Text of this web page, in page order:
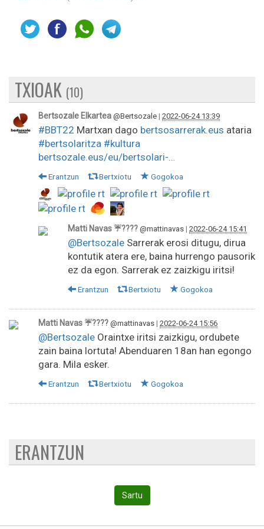
TXIOAK (10)
Bertsozale Elkartea @Bertsozale | 2022-06-24 13:39
#BBT22 Martxan dago bertsosarrerak.eus ataria
#bertsolaritza #kultura
bertsozale.eus/eu/bertsolari-…
Erantzun Bertxiotu Gogokoa
Matti Navas ☔???? @mattinavas | 2022-06-24 15:41
@Bertsozale Sarrerak erosi ditugu, dirua
kontutik atera ere, baina hurrengo pausorik
ez da egon. Sarrerak ez zaizkigu iritsi!
Erantzun Bertxiotu Gogokoa
Matti Navas ☔???? @mattinavas | 2022-06-24 15:56
@Bertsozale Oraintxe iritsi zaizkigu, ordubete
zain baina lortuta! Abenduaren 18an han egongo
gara. Mila esker.
Erantzun Bertxiotu Gogokoa
ERANTZUN
Sartu